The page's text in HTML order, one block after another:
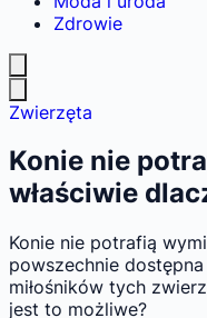
Zdrowie
Zwierzęta
Konie nie
właściwie
Konie nie potrafią
powszechnie
miłośników tych
jest to możliwe?